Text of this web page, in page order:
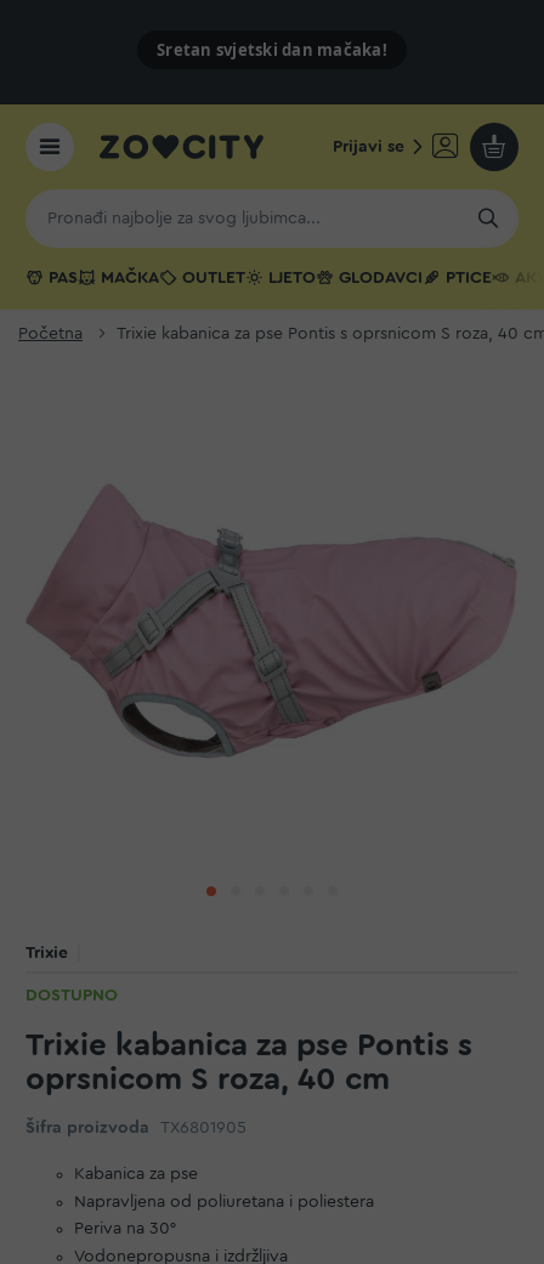
Sretan svjetski dan mačaka!
Prijavi se
Moja
PAS MAČKA OUTLET LJETO GLODAVCI PTICE
Početna Trixie kabanica za pse Pontis s oprsnicom S roza, 40
Trixie
DOSTUPNO
Trixie kabanica za pse Pontis s
oprsnicom S roza, 40 cm
Šifra proizvoda TX6801905
Kabanica za pse
Napravljena od poliuretana i poliestera
Periva na 30°
Vodonepropusna i izdržljiva